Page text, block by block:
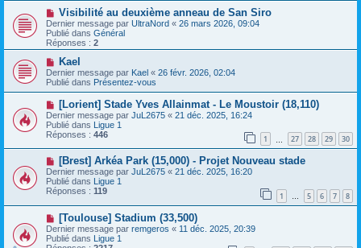
s
g
e
e
u
m
e
s
a
g
e
N
o
u
v
e
a
u
m
e
a
g
e
Visibilité au deuxième anneau de San Siro
Dernier message par UltraNord « 26 mars 2026, 09:04
Publié dans Général
Réponses : 2
N
o
u
v
e
u
m
e
s
s
a
g
e
Kael
Dernier message par Kael « 26 févr. 2026, 02:04
Publié dans Présentez-vous
N
o
u
v
e
a
m
e
s
s
a
e
[Lorient] Stade Yves Allainmat - Le Moustoir (18,110)
Dernier message par JuL2675 « 21 déc. 2025, 16:24
Publié dans Ligue 1
Réponses : 446 1 27 28 29 30
N
o
u
v
e
a
m
e
s
[Brest] Arkéa Park (15,000) - Projet Nouveau stade
Dernier message par JuL2675 « 21 déc. 2025, 16:20
Publié dans
Ligue 1
Réponses : 119 1 … 5 6 7 8
N
o
u
v
[Toulouse] Stadium (33,500)
Dernier message par remgeros « 11 déc. 2025, 20:39
Publié dans Ligue 1